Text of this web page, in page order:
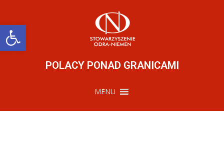
Otwórz pasek narzędzi
POLACY PONAD GRANICAMI
MENU